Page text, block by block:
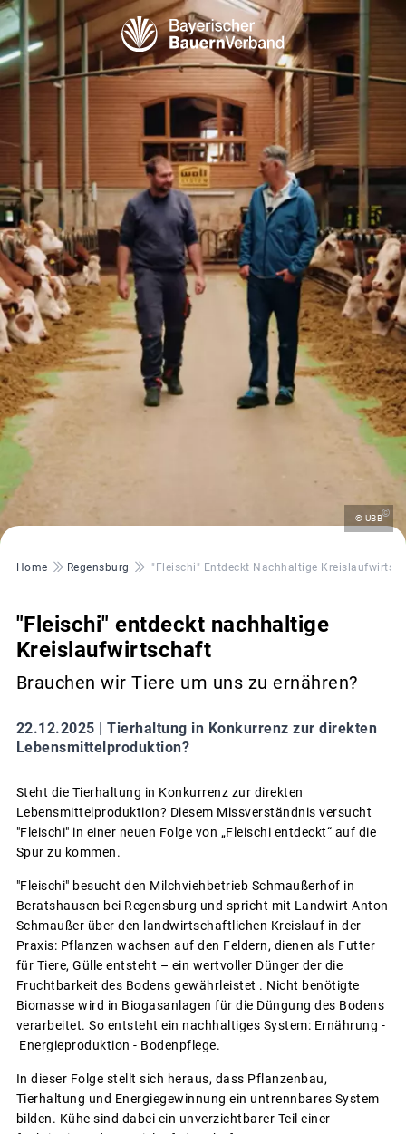
© UBB©
Pfadnavigation
Home Regensburg "Fleischi" Entdeckt Nachhaltige
"Fleischi" entdeckt nachhaltige
Kreislaufwirtschaft
Brauchen wir Tiere um uns zu ernähren?
22.12.2025 | Tierhaltung in Konkurrenz zur direkten
Lebensmittelproduktion?
Steht die Tierhaltung in Konkurrenz zur direkten
Lebensmittelproduktion? Diesem Missverständnis versucht
"Fleischi" in einer neuen Folge von „Fleischi entdeckt“ auf die
Spur zu kommen.
"Fleischi" besucht den Milchviehbetrieb Schmaußerhof in
Beratshausen bei Regensburg und spricht mit Landwirt Anton
Schmaußer über den landwirtschaftlichen Kreislauf in der
Praxis: Pflanzen wachsen auf den Feldern, dienen als Futter
für Tiere, Gülle entsteht – ein wertvoller Dünger der die
Fruchtbarkeit des Bodens gewährleistet . Nicht benötigte
Biomasse wird in Biogasanlagen für die Düngung des Bodens
verarbeitet. So entsteht ein nachhaltiges System: Ernährung -
Energieproduktion - Bodenpflege.
In dieser Folge stellt sich heraus, dass Pflanzenbau,
Tierhaltung und Energiegewinnung ein untrennbares System
bilden. Kühe sind dabei ein unverzichtbarer Teil einer